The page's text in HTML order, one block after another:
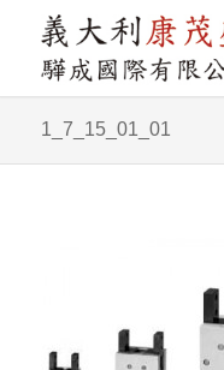
1_7_15_01_01